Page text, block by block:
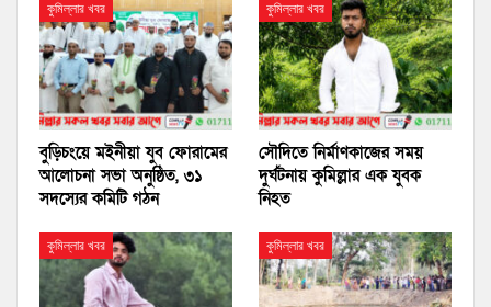
কুমিল্লার খবর
বুড়িচংয়ে মইনীয়া যুব ফোরামের
আলোচনা সভা অনুষ্ঠিত, ৩১
সদস্যের কমিটি গঠন
কুমিল্লার খবর
সৌদিতে নির্মাণকাজের সময়
দুর্ঘটনায় কুমিল্লার এক যুবক
নিহত
কুমিল্লার খবর কুমিল্লার খবর